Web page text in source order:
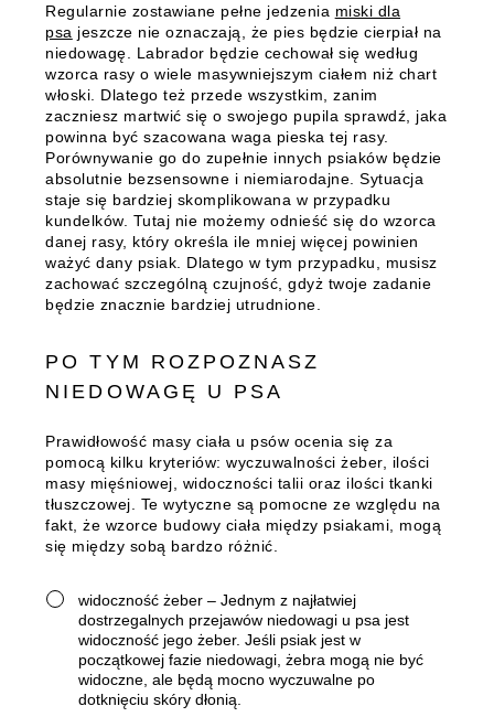
Regularnie zostawiane pełne jedzenia miski dla
psa jeszcze nie oznaczają, że pies będzie cierpiał na
niedowagę. Labrador będzie cechował się według
wzorca rasy o wiele masywniejszym ciałem niż chart
włoski. Dlatego też przede wszystkim, zanim
zaczniesz martwić się o swojego pupila sprawdź, jaka
powinna być szacowana waga pieska tej rasy.
Porównywanie go do zupełnie innych psiaków będzie
absolutnie bezsensowne i niemiarodajne.Sytuacja
staje się bardziej skomplikowana w przypadku
kundelków. Tutaj nie możemy odnieść się do wzorca
danej rasy, który określa ile mniej więcej powinien
ważyć dany psiak. Dlatego w tym przypadku, musisz
zachować szczególną czujność, gdyż twoje zadanie
będzie znacznie bardziej utrudnione.
PO TYM ROZPOZNASZ
NIEDOWAGĘ U PSA
Prawidłowość masy ciała u psów ocenia się za
pomocą kilku kryteriów: wyczuwalności żeber, ilości
masy mięśniowej, widoczności talii oraz ilości tkanki
tłuszczowej. Te wytyczne są pomocne ze względu na
fakt, że wzorce budowy ciała między psiakami, mogą
się między sobą bardzo różnić.
widoczność żeber – Jednym z najłatwiej
dostrzegalnych przejawów niedowagi u psa jest
widoczność jego żeber. Jeśli psiak jest w
początkowej fazie niedowagi, żebra mogą nie być
widoczne, ale będą mocno wyczuwalne po
dotknięciu skóry dłonią.